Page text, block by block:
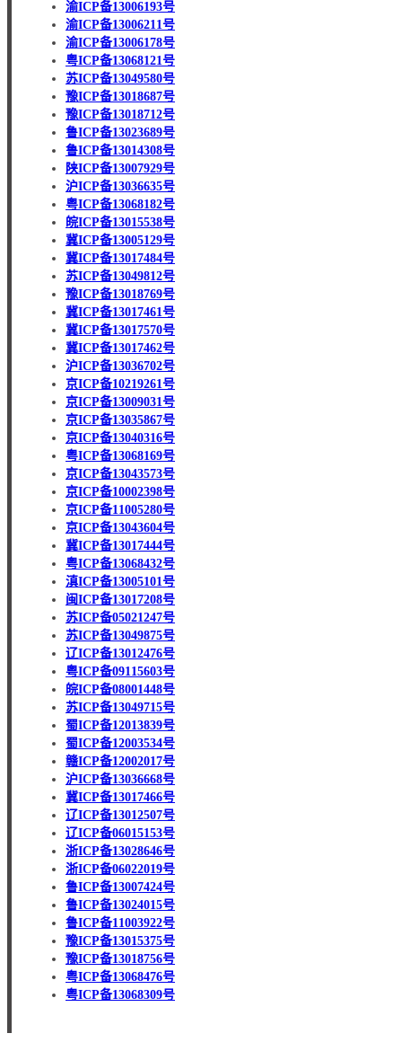
渝ICP备13006193号
渝ICP备13006211号
渝ICP备13006178号
粤ICP备13068121号
苏ICP备13049580号
豫ICP备13018687号
豫ICP备13018712号
鲁ICP备13023689号
鲁ICP备13014308号
陕ICP备13007929号
沪ICP备13036635号
粤ICP备13068182号
皖ICP备13015538号
冀ICP备13005129号
冀ICP备13017484号
苏ICP备13049812号
豫ICP备13018769号
冀ICP备13017461号
冀ICP备13017570号
冀ICP备13017462号
沪ICP备13036702号
京ICP备10219261号
京ICP备13009031号
京ICP备13035867号
京ICP备13040316号
粤ICP备13068169号
京ICP备13043573号
京ICP备10002398号
京ICP备11005280号
京ICP备13043604号
冀ICP备13017444号
粤ICP备13068432号
滇ICP备13005101号
闽ICP备13017208号
苏ICP备05021247号
苏ICP备13049875号
辽ICP备13012476号
粤ICP备09115603号
皖ICP备08001448号
苏ICP备13049715号
蜀ICP备12013839号
蜀ICP备12003534号
赣ICP备12002017号
沪ICP备13036668号
冀ICP备13017466号
辽ICP备13012507号
辽ICP备06015153号
浙ICP备13028646号
浙ICP备06022019号
鲁ICP备13007424号
鲁ICP备13024015号
鲁ICP备11003922号
豫ICP备13015375号
豫ICP备13018756号
粤ICP备13068476号
粤ICP备13068309号